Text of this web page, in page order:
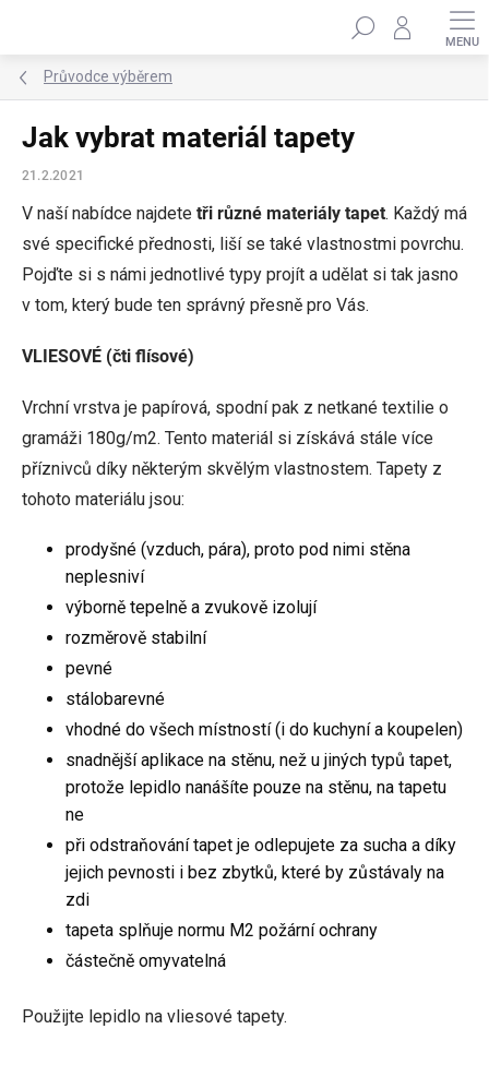
Hledat
Průvodce výběrem
Jak vybrat materiál tapety
21.2.2021
V naší nabídce najdete tři různé materiály tapet. Každý má
své specifické přednosti, liší se také vlastnostmi povrchu.
Pojďte si s námi jednotlivé typy projít a udělat si tak jasno
v tom, který bude ten správný přesně pro Vás.
VLIESOVÉ (čti flísové)
Vrchní vrstva je papírová, spodní pak z netkané textilie o
gramáži 180g/m2. Tento materiál si získává stále více
příznivců díky některým skvělým vlastnostem. Tapety z
tohoto materiálu jsou:
prodyšné (vzduch, pára), proto pod nimi stěna
neplesniví
výborně tepelně a zvukově izolují
rozměrově stabilní
pevné
stálobarevné
vhodné do všech místností (i do kuchyní a koupelen)
snadnější aplikace na stěnu, než u jiných typů tapet,
protože lepidlo nanášíte pouze na stěnu, na tapetu
ne
při odstraňování tapet je odlepujete za sucha a díky
jejich pevnosti i bez zbytků, které by zůstávaly na
zdi
tapeta splňuje normu M2 požární ochrany
částečně omyvatelná
Použijte lepidlo na vliesové tapety.